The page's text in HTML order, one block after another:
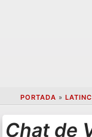
PORTADA »
Chat de